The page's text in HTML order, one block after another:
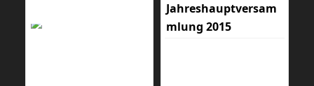
Jahreshauptversam
mlung 2015